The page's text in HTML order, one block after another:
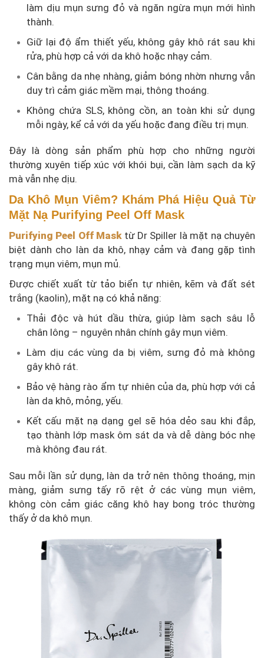
làm dịu mụn sưng đỏ và ngăn ngừa mụn mới hình
thành.
Giữ lại độ ẩm thiết yếu, không gây khô rát sau khi
rửa, phù hợp cả với da khô hoặc nhạy cảm.
Cân bằng da nhẹ nhàng, giảm bóng nhờn nhưng vẫn
duy trì cảm giác mềm mại, thông thoáng.
Không chứa SLS, không cồn, an toàn khi sử dụng
mỗi ngày, kể cả với da yếu hoặc đang điều trị mụn.
Đây là dòng sản phẩm phù hợp cho những người
thường xuyên tiếp xúc với khói bụi, cần làm sạch da kỹ
mà vẫn nhẹ dịu.
Da Khô Mụn Viêm? Khám Phá Hiệu Quả Từ
Mặt Nạ Purifying Peel Off Mask
Purifying Peel Off Masktừ Dr Spiller là mặt nạ chuyên
biệt dành cho làn da khô, nhạy cảm và đang gặp tình
trạng mụn viêm, mụn mủ.
Được chiết xuất từ tảo biển tự nhiên, kẽm và đất sét
trắng (kaolin), mặt nạ có khả năng:
Thải độc và hút dầu thừa, giúp làm sạch sâu lỗ
chân lông – nguyên nhân chính gây mụn viêm.
Làm dịu các vùng da bị viêm, sưng đỏ mà không
gây khô rát.
Bảo vệ hàng rào ẩm tự nhiên của da, phù hợp với cả
làn da khô, mỏng, yếu.
Kết cấu mặt nạ dạng gel sẽ hóa dẻo sau khi đắp,
tạo thành lớp mask ôm sát da và dễ dàng bóc nhẹ
mà không đau rát.
Sau mỗi lần sử dụng, làn da trở nên thông thoáng, mịn
màng, giảm sưng tấy rõ rệt ở các vùng mụn viêm,
không còn cảm giác căng khô hay bong tróc thường
thấy ở da khô mụn.